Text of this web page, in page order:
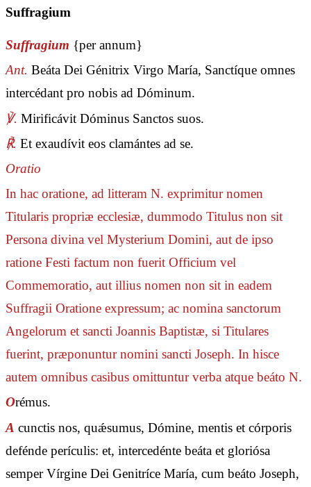
Suffragium
Suffragium {per annum}
Ant. Beáta Dei Génitrix Virgo María, Sanctíque omnes
intercédant pro nobis ad Dóminum.
℣. Mirificávit Dóminus Sanctos suos.
℟. Et exaudívit eos clamántes ad se.
Oratio
In hac oratione, ad litteram N. exprimitur nomen
Titularis propriæ ecclesiæ, dummodo Titulus non sit
Persona divina vel Mysterium Domini, aut de ipso
ratione Festi factum non fuerit Officium vel
Commemoratio, aut illius nomen non sit in eadem
Suffragii Oratione expressum; ac nomina sanctorum
Angelorum et sancti Joannis Baptistæ, si Titulares
fuerint, præponuntur nomini sancti Joseph. In hisce
autem omnibus casibus omittuntur verba atque beáto N.
Orémus.
A cunctis nos, quǽsumus, Dómine, mentis et córporis
defénde perículis: et, intercedénte beáta et gloriósa
semper Vírgine Dei Genitríce María, cum beáto Joseph,